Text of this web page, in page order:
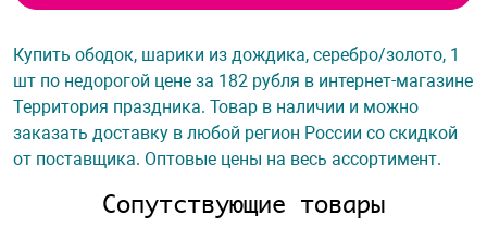
Купить ободок, шарики из дождика, серебро/золото, 1
шт по недорогой цене за 182 рубля в интернет-магазине
Территория праздника. Товар в наличии и можно
заказать доставку в любой регион России со скидкой
от поставщика. Оптовые цены на весь ассортимент.
Сопутствующие товары